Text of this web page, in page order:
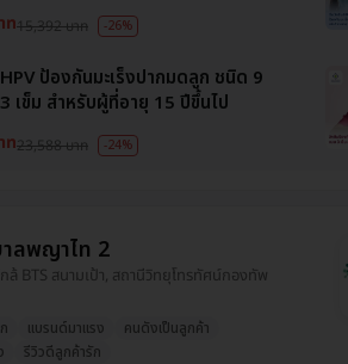
ท15,392 บาท -26%
ป้องกันมะเร็งปากมดลูก ชนิด 9
เข็ม สำหรับผู้ที่อายุ 15 ปีขึ้นไป
ท23,588 บาท -24%
ลพญาไท 2
ล้ BTS สนามเป้า, สถานีวิทยุโทรทัศน์กองทัพ
แบรนด์มาแรง
คนดังเป็นลูกค้า
รีวิวดีลูกค้ารัก